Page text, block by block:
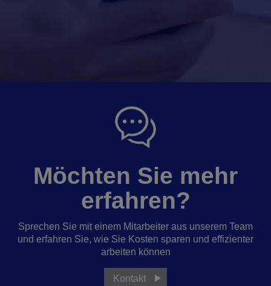
Möchten Sie mehr
erfahren?
Sprechen Sie mit einem Mitarbeiter aus unserem Team
und erfahren Sie, wie Sie Kosten sparen und effizienter
arbeiten können
Kontakt